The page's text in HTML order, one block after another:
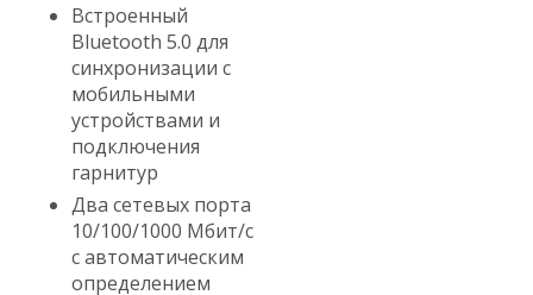
Встроенный
Bluetooth 5.0 для
синхронизации с
мобильными
устройствами и
подключения
гарнитур
Два сетевых порта
10/100/1000 Мбит/с
с автоматическим
определением